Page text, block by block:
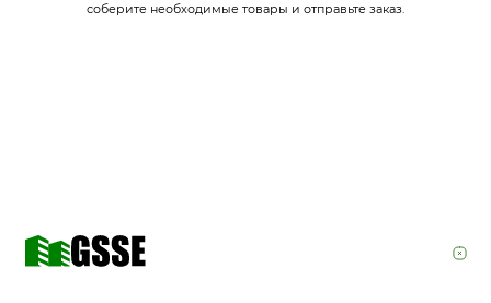
соберите необходимые товары и отправьте заказ.